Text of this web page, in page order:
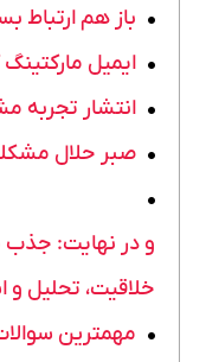
باز هم ارتباط
ایمیل مارکتینگ
انتشار تجربه
صبر حلال
و در نهایت: جذب
خلاقیت، تحلیل و
مهمترین